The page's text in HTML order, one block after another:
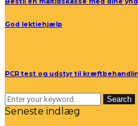
Bestil en måltidskasse med dine
God lektiehjælp
PCR test og udstyr til
Search
Seneste indlæg